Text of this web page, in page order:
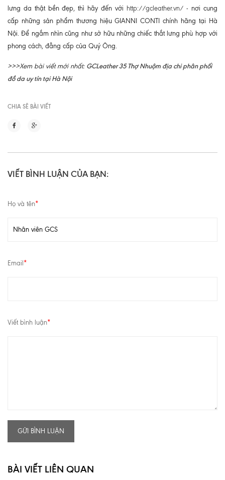
lưng da thật bền đẹp, thì hãy đến với http://gcleather.vn/ - nơi cung
cấp những sản phẩm thương hiệu GIANNI CONTI chính hãng tại Hà
Nội. Để ngắm nhìn cũng như sở hữu những chiếc thắt lưng phù hợp với
phong cách, đẳng cấp của Quý Ông.
>>>Xem bài viết mới nhất: GCLeather 35 Thợ Nhuộm địa chi phân phối
đồ da uy tín tại Hà Nội
CHIA SẼ BÀI VIẾT
VIẾT BÌNH LUẬN CỦA BẠN:
Họ và tên*
Email *
Viết bình luận*
GỬI BÌNH LUẬN
BÀI VIẾT LIÊN QUAN